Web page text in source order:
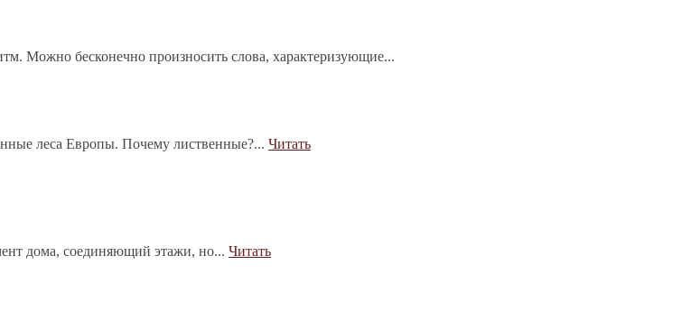
Можно бесконечно произносить слова, характеризующие...
леса Европы. Почему лиственные?... Читать
дома, соединяющий этажи, но... Читать